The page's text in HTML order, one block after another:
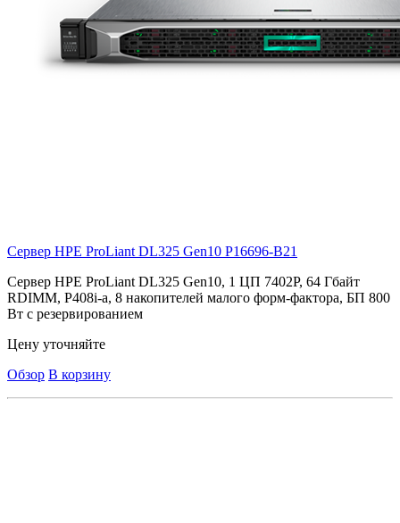
Сервер HPE ProLiant DL325 Gen10 P16696-B21
Сервер HPE ProLiant DL325 Gen10, 1 ЦП 7402P, 64 Гбайт
RDIMM, P408i-a, 8 накопителей малого форм-фактора, БП 800
Вт с резервированием
Цену уточняйте
Обзор В корзину